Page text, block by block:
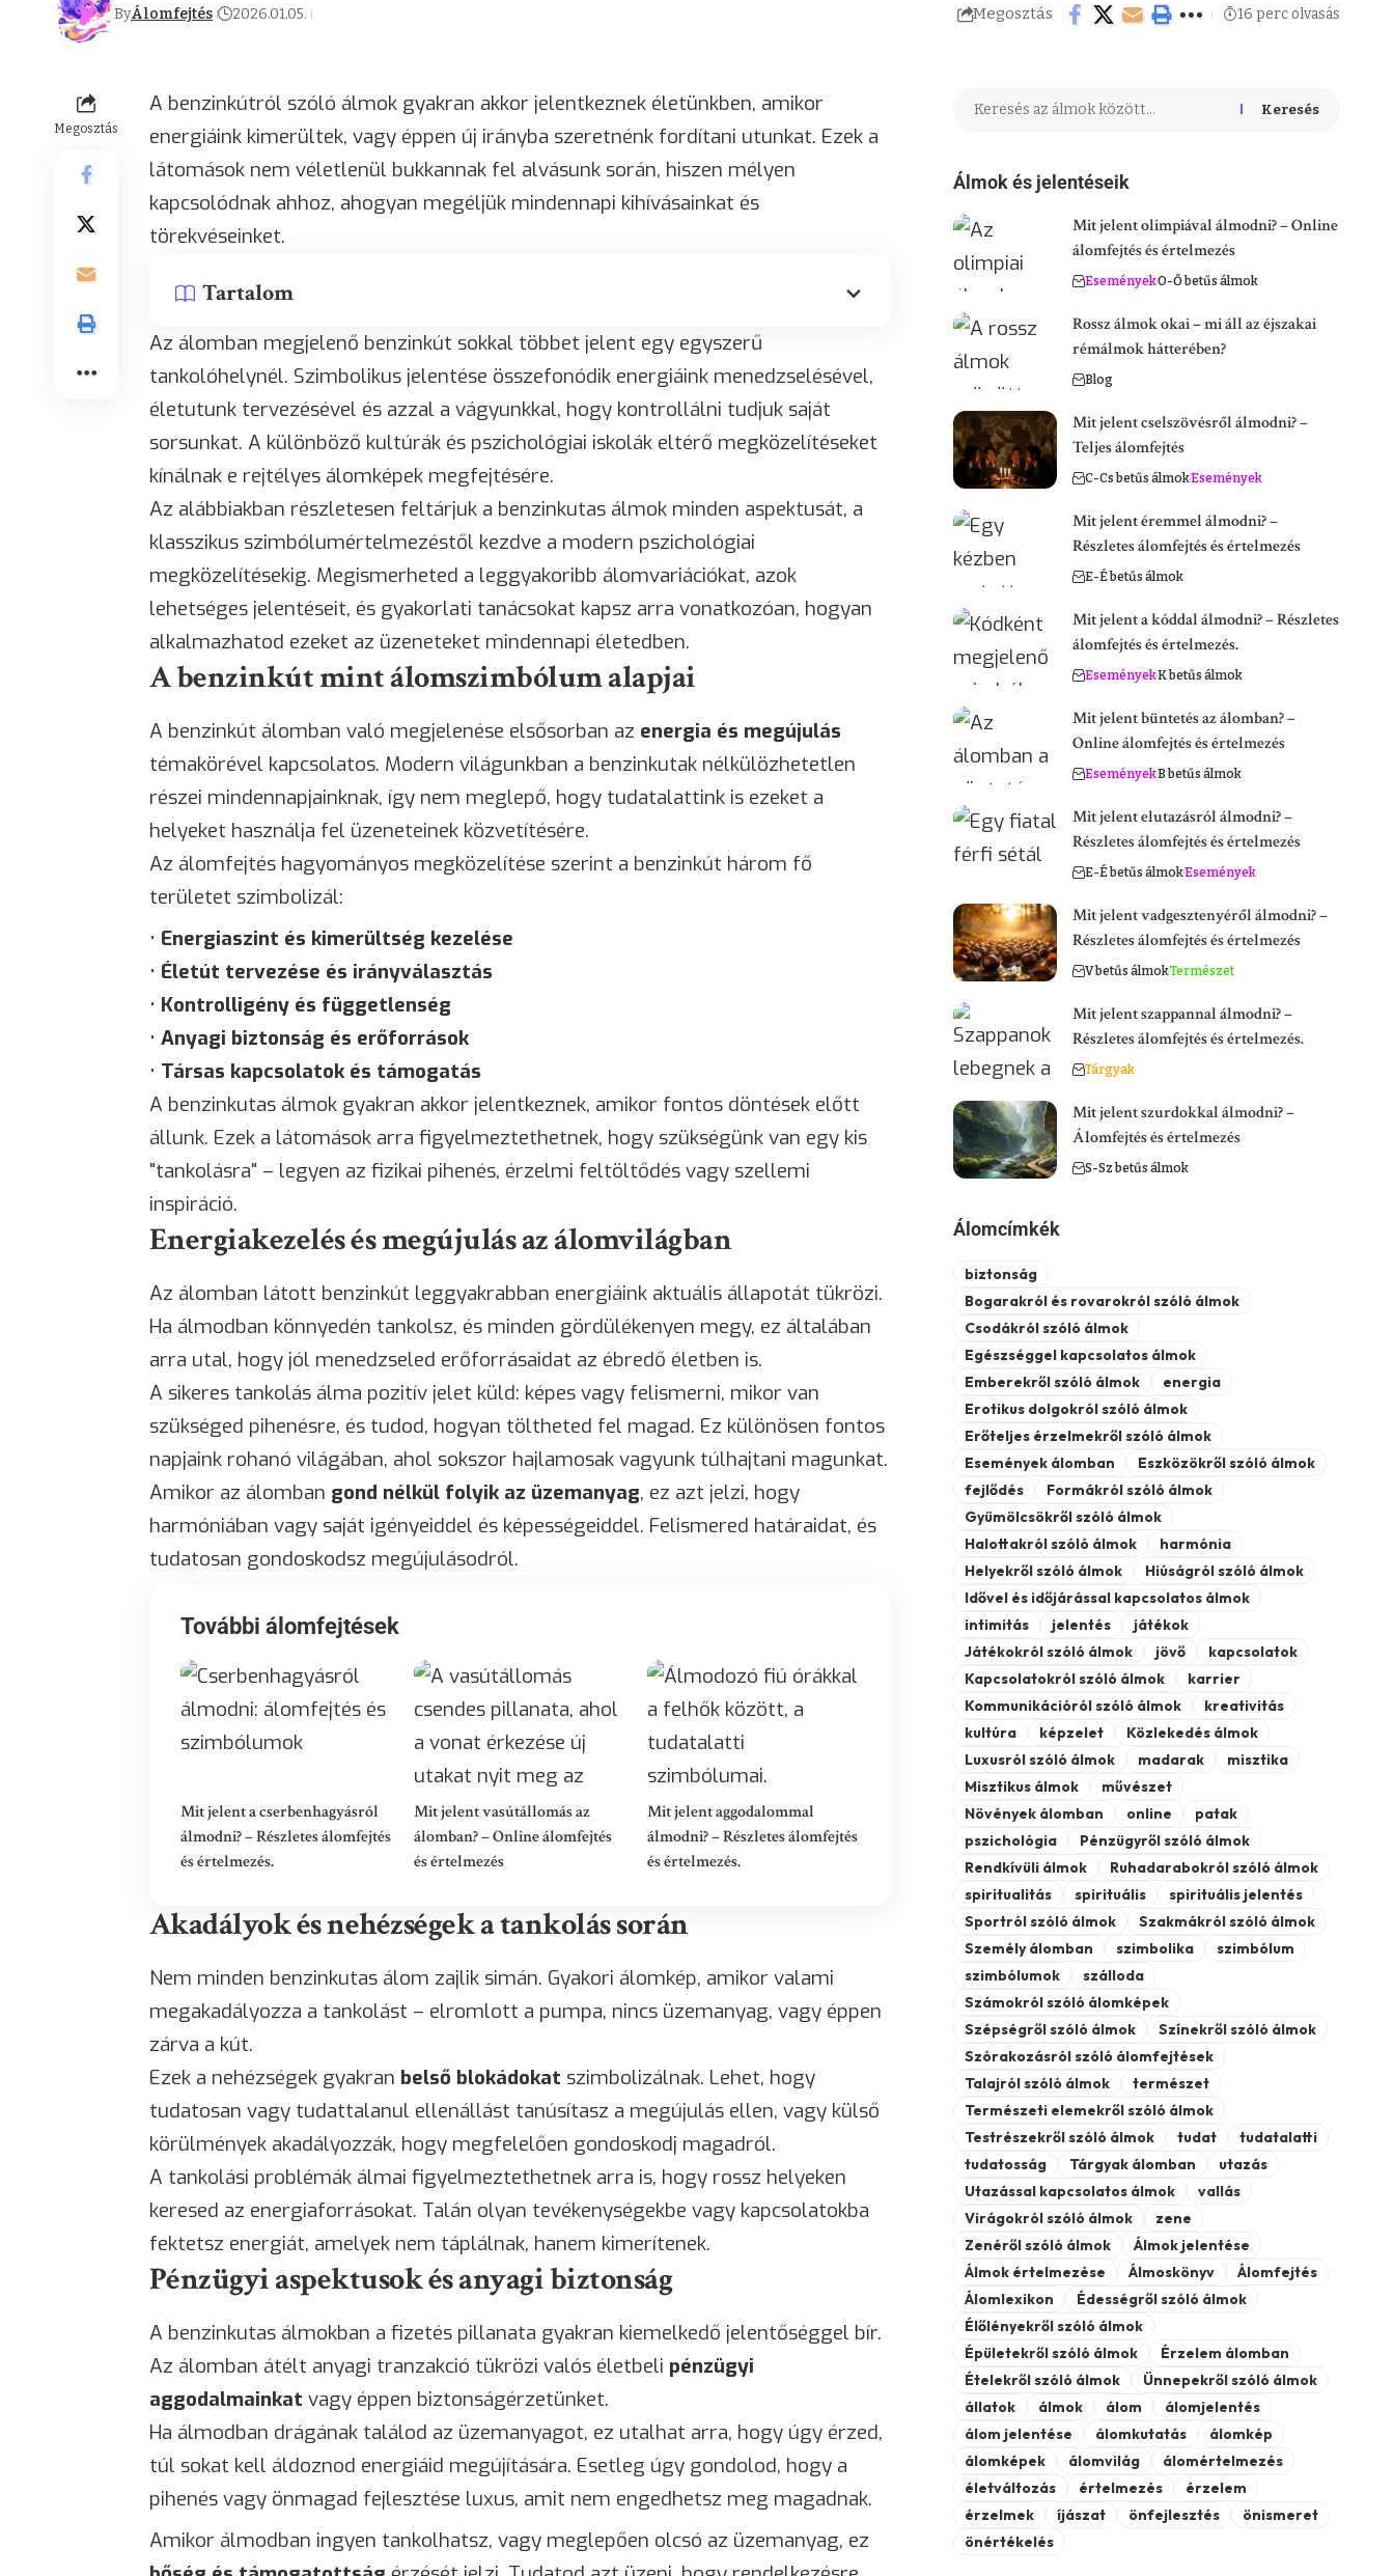
ByÁlomfejtés 2026.01.05. Megosztás 16 perc olvasás
Megosztás
A benzinkútról szóló álmok gyakran akkor jelentkeznek életünkben, amikor
energiáink kimerültek, vagy éppen új irányba szeretnénk fordítani utunkat. Ezek a
látomások nem véletlenül bukkannak fel alvásunk során, hiszen mélyen
kapcsolódnak ahhoz, ahogyan megéljük mindennapi kihívásainkat és
törekvéseinket.
Tartalom
Az álomban megjelenő benzinkút sokkal többet jelent egy egyszerű
tankolóhelynél. Szimbolikus jelentése összefonódik energiáink menedzselésével,
életutunk tervezésével és azzal a vágyunkkal, hogy kontrollálni tudjuk saját
sorsunkat. A különböző kultúrák és pszichológiai iskolák eltérő megközelítéseket
kínálnak e rejtélyes álomképek megfejtésére.
Az alábbiakban részletesen feltárjuk a benzinkutas álmok minden aspektusát, a
klasszikus szimbólumértelmezéstől kezdve a modern pszichológiai
megközelítésekig. Megismerheted a leggyakoribb álomvariációkat, azok
lehetséges jelentéseit, és gyakorlati tanácsokat kapsz arra vonatkozóan, hogyan
alkalmazhatod ezeket az üzeneteket mindennapi életedben.
A benzinkút mint álomszimbólum alapjai
A benzinkút álomban való megjelenése elsősorban az energia és megújulás
témakörével kapcsolatos. Modern világunkban a benzinkutak nélkülözhetetlen
részei mindennapjainknak, így nem meglepő, hogy tudatalattink is ezeket a
helyeket használja fel üzeneteinek közvetítésére.
Az álomfejtés hagyományos megközelítése szerint a benzinkút három fő
területet szimbolizál:
• Energiaszint és kimerültség kezelése
• Életút tervezése és irányválasztás
• Kontrolligény és függetlenség
• Anyagi biztonság és erőforrások
• Társas kapcsolatok és támogatás
A benzinkutas álmok gyakran akkor jelentkeznek, amikor fontos döntések előtt
állunk. Ezek a látomások arra figyelmeztethetnek, hogy szükségünk van egy kis
"tankolásra" – legyen az fizikai pihenés, érzelmi feltöltődés vagy szellemi
inspiráció.
Energiakezelés és megújulás az álomvilágban
Az álomban látott benzinkút leggyakrabban energiáink aktuális állapotát tükrözi.
Ha álmodban könnyedén tankolsz, és minden gördülékenyen megy, ez általában
arra utal, hogy jól menedzseled erőforrásaidat az ébredő életben is.
A sikeres tankolás álma pozitív jelet küld: képes vagy felismerni, mikor van
szükséged pihenésre, és tudod, hogyan töltheted fel magad. Ez különösen fontos
napjaink rohanó világában, ahol sokszor hajlamosak vagyunk túlhajtani magunkat.
Amikor az álomban gond nélkül folyik az üzemanyag, ez azt jelzi, hogy
harmóniában vagy saját igényeiddel és képességeiddel. Felismered határaidat, és
tudatosan gondoskodsz megújulásodról.
További álomfejtések
Mit jelent a cserbenhagyásról
álmodni? – Részletes álomfejtés
és értelmezés.
Mit jelent vasútállomás az
álomban? – Online álomfejtés
és értelmezés
Mit jelent aggodalommal
álmodni? – Részletes álomfejtés
és értelmezés.
Akadályok és nehézségek a tankolás során
Nem minden benzinkutas álom zajlik simán. Gyakori álomkép, amikor valami
megakadályozza a tankolást – elromlott a pumpa, nincs üzemanyag, vagy éppen
zárva a kút.
Ezek a nehézségek gyakran belső blokádokat szimbolizálnak. Lehet, hogy
tudatosan vagy tudattalanul ellenállást tanúsítasz a megújulás ellen, vagy külső
körülmények akadályozzák, hogy megfelelően gondoskodj magadról.
A tankolási problémák álmai figyelmeztethetnek arra is, hogy rossz helyeken
keresed az energiaforrásokat. Talán olyan tevékenységekbe vagy kapcsolatokba
fektetsz energiát, amelyek nem táplálnak, hanem kimerítenek.
Pénzügyi aspektusok és anyagi biztonság
A benzinkutas álmokban a fizetés pillanata gyakran kiemelkedő jelentőséggel bír.
Az álomban átélt anyagi tranzakció tükrözi valós életbeli pénzügyi
aggodalmainkat vagy éppen biztonságérzetünket.
Ha álmodban drágának találod az üzemanyagot, ez utalhat arra, hogy úgy érzed,
túl sokat kell áldoznod energiáid megújítására. Esetleg úgy gondolod, hogy a
pihenés vagy önmagad fejlesztése luxus, amit nem engedhetsz meg magadnak.
Amikor álmodban ingyen tankolhatsz, vagy meglepően olcsó az üzemanyag, ez
Keresés
Álmok és jelentéseik
Mit jelent olimpiával álmodni? – Online
álomfejtés és értelmezés
EseményekO-Ő betűs álmok
Rossz álmok okai – mi áll az éjszakai
rémálmok hátterében?
Blog
Mit jelent cselszövésről álmodni? –
Teljes álomfejtés
C-Cs betűs álmokEsemények
Mit jelent éremmel álmodni? –
Részletes álomfejtés és értelmezés
E-É betűs álmok
Mit jelent a kóddal álmodni? – Részletes
álomfejtés és értelmezés.
EseményekK betűs álmok
Mit jelent büntetés az álomban? –
Online álomfejtés és értelmezés
EseményekB betűs álmok
Mit jelent elutazásról álmodni? –
Részletes álomfejtés és értelmezés
E-É betűs álmokEsemények
Mit jelent vadgesztenyéről álmodni? –
Részletes álomfejtés és értelmezés
V betűs álmokTermészet
Mit jelent szappannal álmodni? –
Részletes álomfejtés és értelmezés.
Tárgyak
Mit jelent szurdokkal álmodni? –
Álomfejtés és értelmezés
S-Sz betűs álmok
Álomcímkék
biztonság
Bogarakról és rovarokról szóló álmok
Csodákról szóló álmok
Egészséggel kapcsolatos álmok
Emberekről szóló álmok
energia
Erotikus dolgokról szóló álmok
Erőteljes érzelmekről szóló álmok
Események álomban
Eszközökről szóló álmok
fejlődés
Formákról szóló álmok
Gyümölcsökről szóló álmok
Halottakról szóló álmok
harmónia
Helyekről szóló álmok
Hiúságról szóló álmok
Idővel és időjárással kapcsolatos álmok
intimitás
jelentés
játékok
Játékokról szóló álmok
jövő
kapcsolatok
Kapcsolatokról szóló álmok
karrier
Kommunikációról szóló álmok
kreativitás
kultúra
képzelet
Közlekedés álmok
Luxusról szóló álmok
madarak
misztika
Misztikus álmok
művészet
Növények álomban
online
patak
pszichológia
Pénzügyről szóló álmok
Rendkívüli álmok
Ruhadarabokról szóló álmok
spiritualitás
spirituális
spirituális jelentés
Sportról szóló álmok
Szakmákról szóló álmok
Személy álomban
szimbolika
szimbólum
szimbólumok
szálloda
Számokról szóló álomképek
Szépségről szóló álmok
Színekről szóló álmok
Szórakozásról szóló álomfejtések
Talajról szóló álmok
természet
Természeti elemekről szóló álmok
Testrészekről szóló álmok
tudat
tudatalatti
tudatosság
Tárgyak álomban
utazás
Utazással kapcsolatos álmok
vallás
Virágokról szóló álmok
zene
Zenéről szóló álmok
Álmok jelentése
Álmok értelmezése
Álmoskönyv
Álomfejtés
Álomlexikon
Édességről szóló álmok
Élőlényekről szóló álmok
Épületekről szóló álmok
Érzelem álomban
Ételekről szóló álmok
Ünnepekről szóló álmok
állatok
álmok álom
álomjelentés
álom jelentése
álomkutatás
álomkép
álomképek
álomvilág
álomértelmezés
életváltozás
értelmezés
érzelem
érzelmek
íjászat önfejlesztés
önismeret
önértékelés